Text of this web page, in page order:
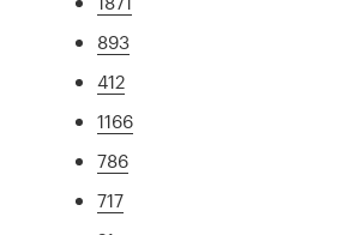
893
412
1166
786
717